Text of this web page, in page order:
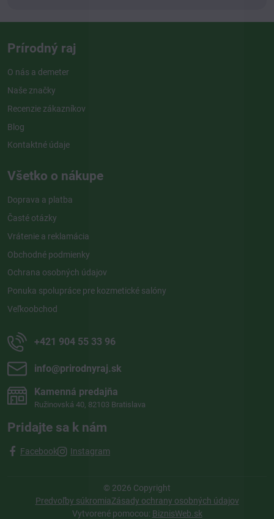
Prírodný raj
O nás a demeter
Naše značky
Recenzie zákazníkov
Blog
Kontaktné údaje
Všetko o nákupe
Doprava a platba
Časté otázky
Vrátenie a reklamácia
Obchodné podmienky
Ochrana osobných údajov
Ponuka spolupráce pre kozmetické salóny
Veľkoobchod
+421 904 55 33 96
info​@prirodnyraj​.sk
Kamenná predajňa
Ružinovská 40, 82103 Bratislava
Pridajte sa k nám
Facebook Instagram
© 2026 Copyright
Predvoľby súkromiaZásady ochrany osobných údajov
Vytvorené pomocou: BiznisWeb.sk